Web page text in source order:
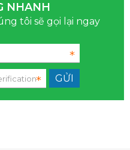
NHANH
tôi sẽ gọi lại ngay